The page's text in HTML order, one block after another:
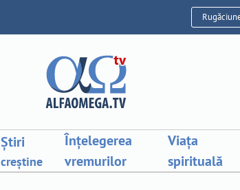
Știri
creștine
Înțelegerea
vremurilor
Viața
spirituală